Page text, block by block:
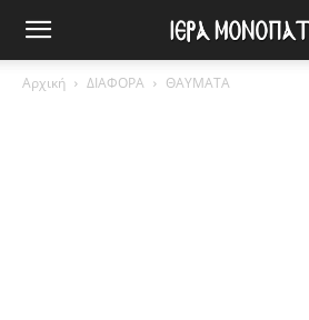
Αρχική ΔΙΑΦΟΡΑ ΘΑΥΜΑΤΑ